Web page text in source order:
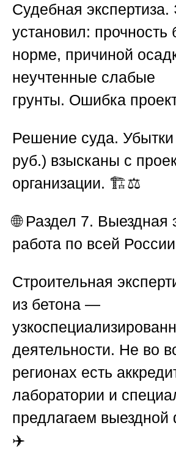
Судебная экспертиза.
установил: прочность
норме, причиной
неучтенные слабые
грунты. Ошибка
Решение суда.
руб.) взысканы с
организации. 🏗️⚖️
🌐 Раздел 7. Выездная
работа по всей России
Строительная
из бетона —
деятельности. Не во
регионах есть
лаборатории и
предлагаем
✈️